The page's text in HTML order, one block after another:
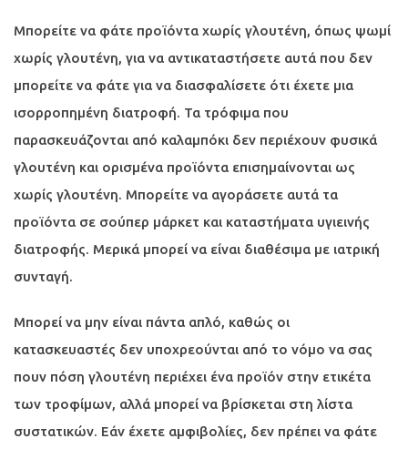
Μπορείτε να φάτε προϊόντα χωρίς γλουτένη, όπως ψωμί
χωρίς γλουτένη, για να αντικαταστήσετε αυτά που δεν
μπορείτε να φάτε για να διασφαλίσετε ότι έχετε μια
ισορροπημένη διατροφή. Τα τρόφιμα που
παρασκευάζονται από καλαμπόκι δεν περιέχουν φυσικά
γλουτένη και ορισμένα προϊόντα επισημαίνονται ως
χωρίς γλουτένη. Μπορείτε να αγοράσετε αυτά τα
προϊόντα σε σούπερ μάρκετ και καταστήματα υγιεινής
διατροφής. Μερικά μπορεί να είναι διαθέσιμα με ιατρική
συνταγή.
Μπορεί να μην είναι πάντα απλό, καθώς οι
κατασκευαστές δεν υποχρεούνται από το νόμο να σας
πουν πόση γλουτένη περιέχει ένα προϊόν στην ετικέτα
των τροφίμων, αλλά μπορεί να βρίσκεται στη λίστα
συστατικών. Εάν έχετε αμφιβολίες, δεν πρέπει να φάτε